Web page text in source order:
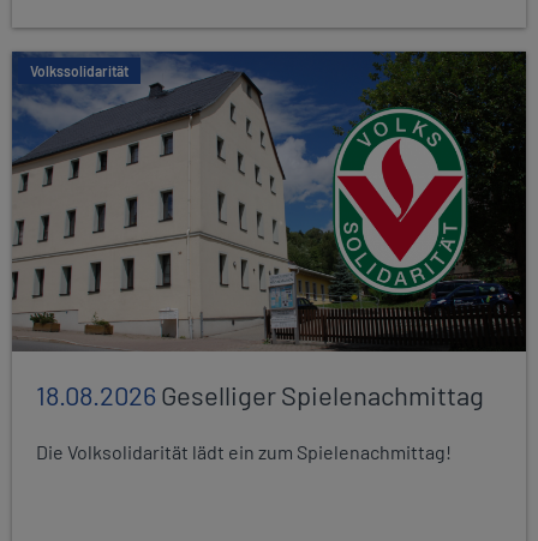
Volkssolidarität
18.08.2026Geselliger Spielenachmittag
Die Volksolidarität lädt ein zum Spielenachmittag!